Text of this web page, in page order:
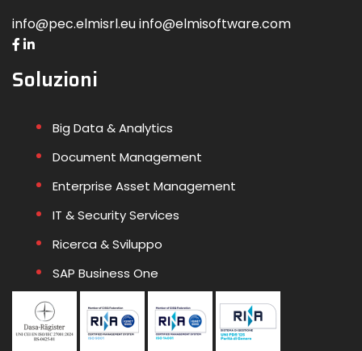
info@pec.elmisrl.eu info@elmisoftware.com
Soluzioni
Big Data & Analytics
Document Management
Enterprise Asset Management
IT & Security Services
Ricerca & Sviluppo
SAP Business One